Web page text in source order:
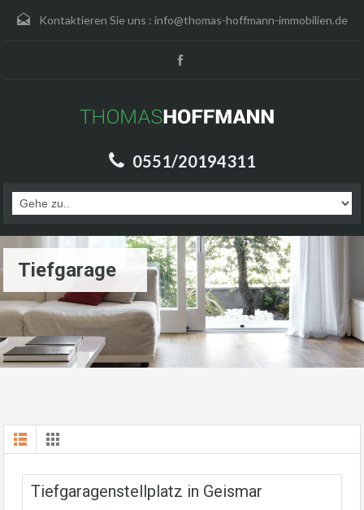
Kontaktieren Sie uns : info@thomas-hoffmann-immobilien.de
0551/20194311
Tiefgarage
Tiefgaragenstellplatz in Geismar